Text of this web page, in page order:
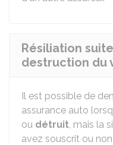
Résiliation
destruction du
Il est possible de
assurance auto
ou détruit, mais la
avez souscrit ou